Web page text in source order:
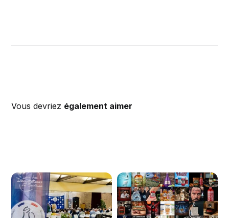
Vous devriez également aimer